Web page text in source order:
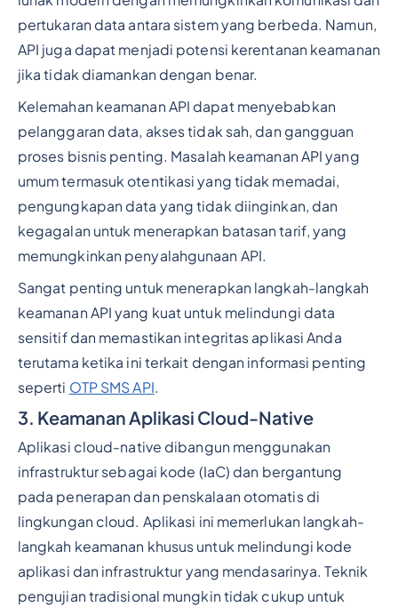
pertukaran data antara sistem yang berbeda. Namun,
API juga dapat menjadi potensi kerentanan keamanan
jika tidak diamankan dengan benar.
Kelemahan keamanan API dapat menyebabkan
pelanggaran data, akses tidak sah, dan gangguan
proses bisnis penting. Masalah keamanan API yang
umum termasuk otentikasi yang tidak memadai,
pengungkapan data yang tidak diinginkan, dan
kegagalan untuk menerapkan batasan tarif, yang
memungkinkan penyalahgunaan API.
Sangat penting untuk menerapkan langkah-langkah
keamanan API yang kuat untuk melindungi data
sensitif dan memastikan integritas aplikasi Anda
terutama ketika ini terkait dengan informasi penting
seperti OTP SMS API.
3. Keamanan Aplikasi Cloud-Native
Aplikasi cloud-native dibangun menggunakan
infrastruktur sebagai kode (IaC) dan bergantung
pada penerapan dan penskalaan otomatis di
lingkungan cloud. Aplikasi ini memerlukan langkah-
langkah keamanan khusus untuk melindungi kode
aplikasi dan infrastruktur yang mendasarinya. Teknik
pengujian tradisional mungkin tidak cukup untuk